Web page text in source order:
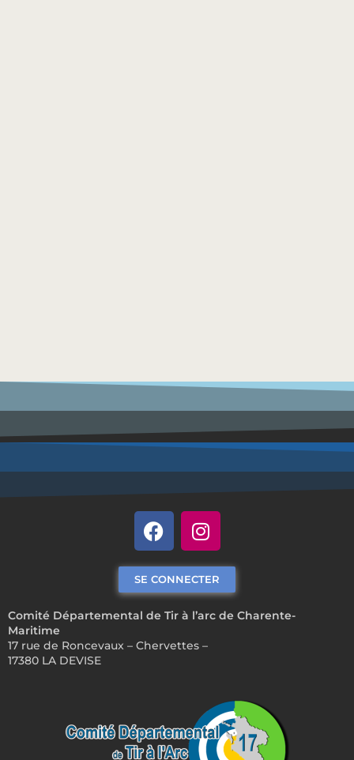
Comité Départemental de Tir à l’arc de Charente-
Maritime
17 rue de Roncevaux – Chervettes –
17380 LA DEVISE
SE CONNECTER